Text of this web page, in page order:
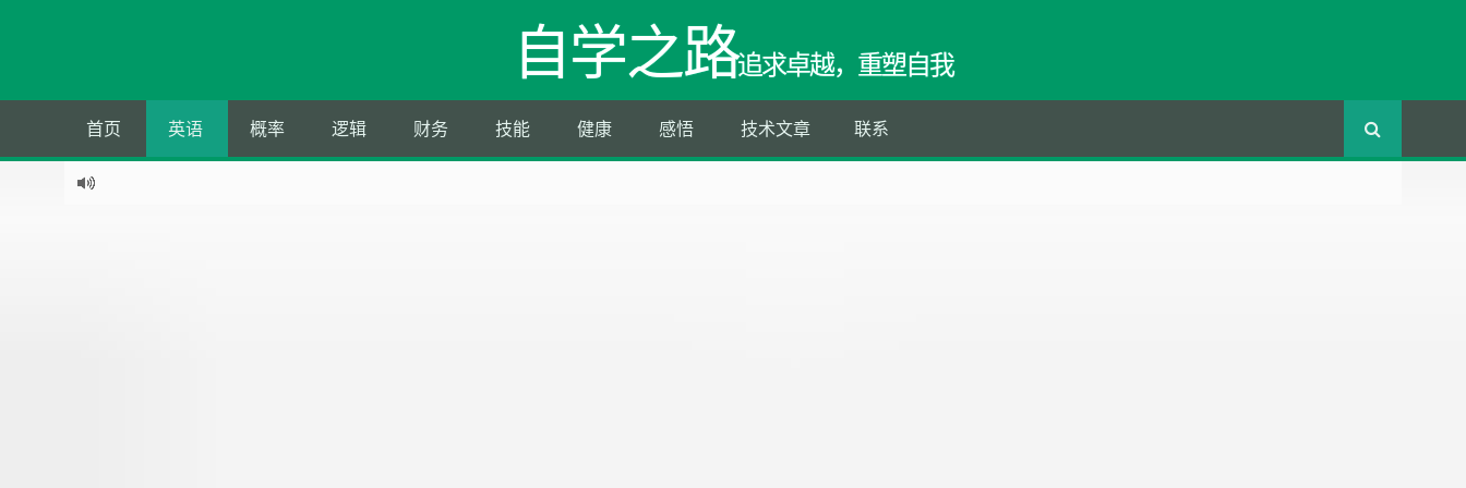
自学之路追求卓越，重塑自我
首页 英语 概率 逻辑 财务 技能 健康 感悟 技术文章 联系